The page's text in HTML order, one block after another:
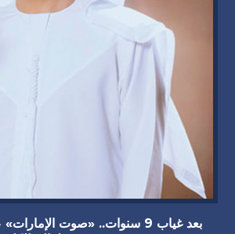
بعد غياب 9 سنوات.. «صوت